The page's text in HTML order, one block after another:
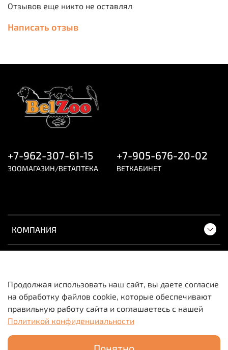
Минеральные вещества, Масла и жиры.
Аналитический состав
Сырой белок 45,0%, Сырые масла и жиры 6,0%, Сырая
клетчатка 2,0%, Содержание влаги 9,0%.
Витамины, Провитамины и химические вещества с
аналогичным воздействием: Витамин А 28460 МЕ/кг,
Витамин Д3 1770 МЕ/кг. Комбинации микроэлементов:
Отзывов еще никто не оставлял
Написать отзыв
КОМПАНИЯ
+7-962-307-61-15
ЗООМАГАЗИН/ВЕТАПТЕКА
+7-905-676-20-02
ВЕТКАБИНЕТ
Вся информация о товарах и ценах носит
исключительно информационный характер и не
Продолжая использовать наш сайт, вы даете согласие
на обработку файлов cookie, которые обеспечивают
правильную работу сайта и соглашаетесь с нашей
Политикой конфиденциальности